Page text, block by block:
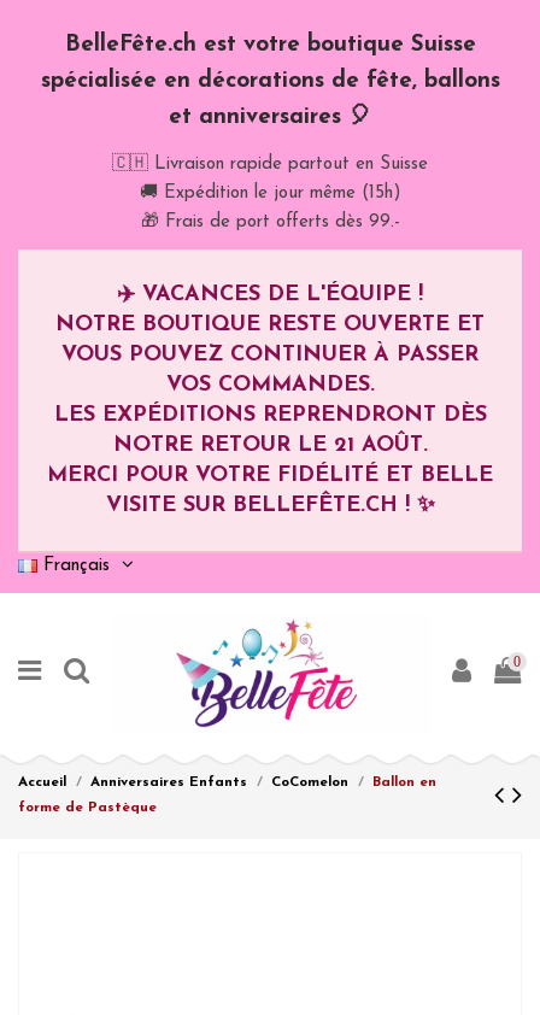
BelleFête.ch est votre boutique Suisse
spécialisée en décorations de fête, ballons
et anniversaires 🎈
🇨🇭 Livraison rapide partout en Suisse
🚚 Expédition le jour même (15h)
🎁 Frais de port offerts dès 99.-
✈️ VACANCES DE L'ÉQUIPE !
NOTRE BOUTIQUE RESTE OUVERTE ET
VOUS POUVEZ CONTINUER À PASSER
VOS COMMANDES.
LES EXPÉDITIONS REPRENDRONT DÈS
NOTRE RETOUR LE 21 AOÛT.
MERCI POUR VOTRE FIDÉLITÉ ET BELLE
VISITE SUR BELLEFÊTE.CH ! ✨
Français
0
Accueil Anniversaires Enfants CoComelon
Ballon en
forme de Pastèque